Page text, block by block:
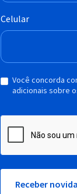
Celular
Você concorda
adicionais sobre
Receber